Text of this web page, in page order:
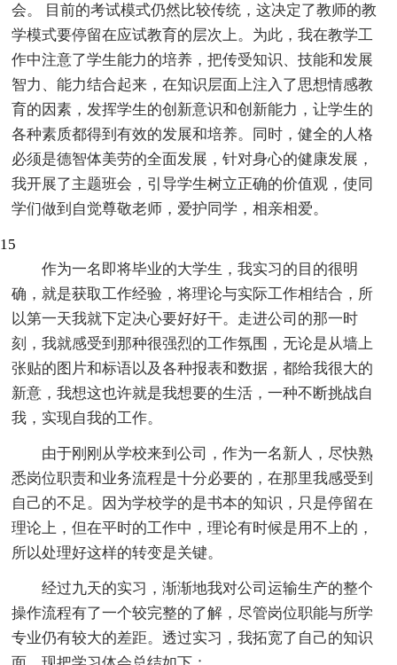
会。 目前的考试模式仍然比较传统，这决定了教师的教
学模式要停留在应试教育的层次上。为此，我在教学工
作中注意了学生能力的培养，把传受知识、技能和发展
智力、能力结合起来，在知识层面上注入了思想情感教
育的因素，发挥学生的创新意识和创新能力，让学生的
各种素质都得到有效的发展和培养。同时，健全的人格
必须是德智体美劳的全面发展，针对身心的健康发展，
我开展了主题班会，引导学生树立正确的价值观，使同
学们做到自觉尊敬老师，爱护同学，相亲相爱。
15
作为一名即将毕业的大学生，我实习的目的很明
确，就是获取工作经验，将理论与实际工作相结合，所
以第一天我就下定决心要好好干。走进公司的那一时
刻，我就感受到那种很强烈的工作氛围，无论是从墙上
张贴的图片和标语以及各种报表和数据，都给我很大的
新意，我想这也许就是我想要的生活，一种不断挑战自
我，实现自我的工作。
由于刚刚从学校来到公司，作为一名新人，尽快熟
悉岗位职责和业务流程是十分必要的，在那里我感受到
自己的不足。因为学校学的是书本的知识，只是停留在
理论上，但在平时的工作中，理论有时候是用不上的，
所以处理好这样的转变是关键。
经过九天的实习，渐渐地我对公司运输生产的整个
操作流程有了一个较完整的了解，尽管岗位职能与所学
专业仍有较大的差距。透过实习，我拓宽了自己的知识